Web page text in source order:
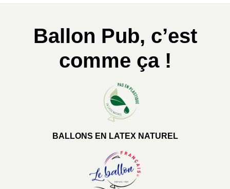
Ballon Pub, c’est
comme ça !
BALLONS EN LATEX NATUREL